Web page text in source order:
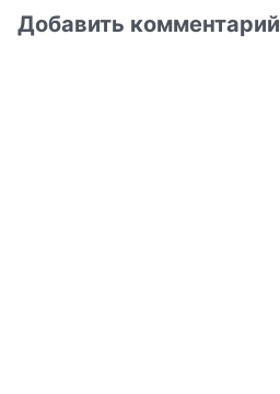
Добавить комментарий